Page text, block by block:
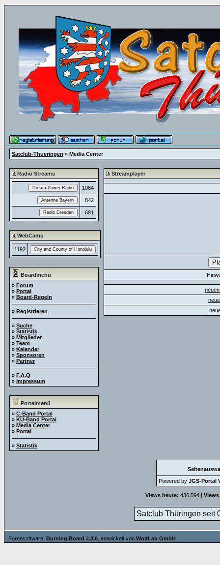
Satclub-Thueringen » Media Center
Radio Streams
1064
842
691
WebCams
1192
Boardmenü
» Forum
» Portal
» Board-Regeln
» Registrieren
» Suche
» Statistik
» Mitglieder
» Team
» Kalender
» Sponsoren
» Partner
» F.A.Q
» Impressum
Portalmenü
» C-Band Portal
» KU-Band Portal
» Media Center
» Portal
» Statistik
Streamplayer
Powered by JGS-Portal
Views heute: 436.594 |
Satclub Thüringen seit
Forensoftware: Burning Board 2.3.6 , entwickelt von WoltLab GmbH